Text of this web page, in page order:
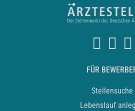
FÜR
Stellensuche
Lebenslauf